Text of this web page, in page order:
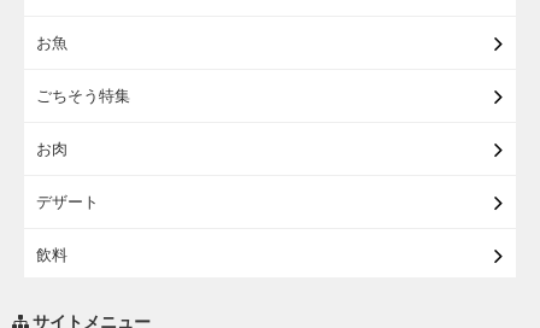
お魚
ごちそう特集
お肉
デザート
飲料
サイトメニュー